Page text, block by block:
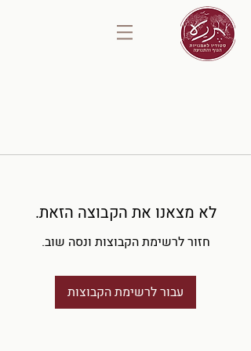
לא מצאנו את הקבוצה הזאת.
חזור לרשימת הקבוצות ונסה שוב.
עבור לרשימת הקבוצות